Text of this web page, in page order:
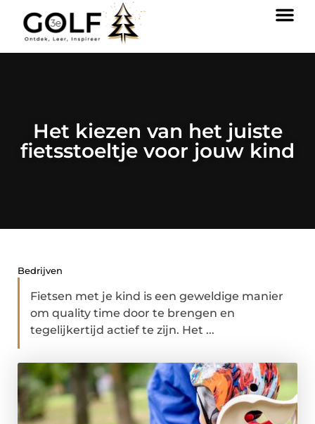
Het kiezen van het juiste
fietsstoeltje voor jouw kind
Bedrijven
Fietsen met je kind is een geweldige manier
om quality time door te brengen en
tegelijkertijd actief te zijn. Het ...